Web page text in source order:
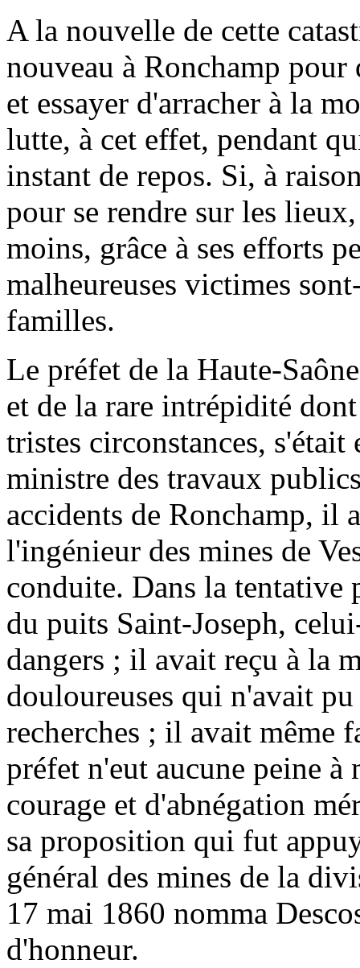
A la nouvelle de cette
nouveau à Ronchamp
et essayer d'arracher à la
lutte, à cet effet, pendant
instant de repos. Si, à
pour se rendre sur les
moins, grâce à ses efforts
malheureuses victimes
familles.
Le préfet de la Haute-
et de la rare intrépidité
tristes circonstances, s'était
ministre des travaux
accidents de Ronchamp, il
l'ingénieur des mines de
conduite. Dans la tentative
du puits Saint-Joseph,
dangers ; il avait reçu à la
douloureuses qui n'avait
recherches ; il avait même
préfet n'eut aucune peine à
courage et d'abnégation
sa proposition qui fut
général des mines de la
17 mai 1860 nomma
d'honneur.